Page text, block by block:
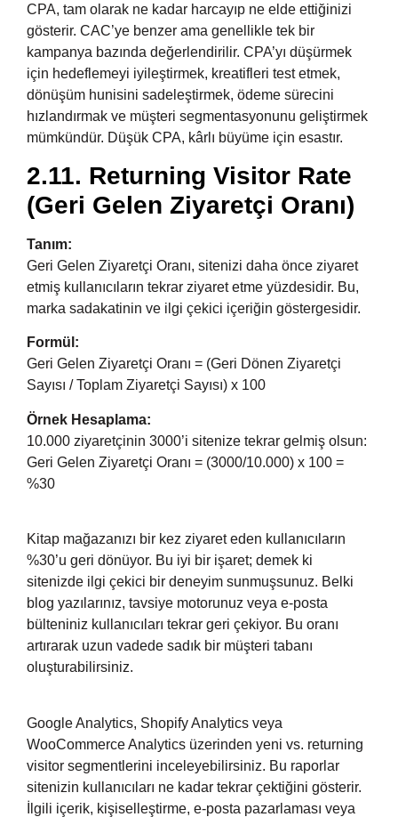
CPA, tam olarak ne kadar harcayıp ne elde ettiğinizi
gösterir. CAC’ye benzer ama genellikle tek bir
kampanya bazında değerlendirilir. CPA’yı düşürmek
için hedeflemeyi iyileştirmek, kreatifleri test etmek,
dönüşüm hunisini sadeleştirmek, ödeme sürecini
hızlandırmak ve müşteri segmentasyonunu geliştirmek
mümkündür. Düşük CPA, kârlı büyüme için esastır.
2.11. Returning Visitor Rate
(Geri Gelen Ziyaretçi Oranı)
Tanım:
Geri Gelen Ziyaretçi Oranı, sitenizi daha önce ziyaret
etmiş kullanıcıların tekrar ziyaret etme yüzdesidir. Bu,
marka sadakatinin ve ilgi çekici içeriğin göstergesidir.
Formül:
Geri Gelen Ziyaretçi Oranı = (Geri Dönen Ziyaretçi
Sayısı / Toplam Ziyaretçi Sayısı) x 100
Örnek Hesaplama:
10.000 ziyaretçinin 3000’i sitenize tekrar gelmiş olsun:
Geri Gelen Ziyaretçi Oranı = (3000/10.000) x 100 =
%30
Kitap mağazanızı bir kez ziyaret eden kullanıcıların
%30’u geri dönüyor. Bu iyi bir işaret; demek ki
sitenizde ilgi çekici bir deneyim sunmuşsunuz. Belki
blog yazılarınız, tavsiye motorunuz veya e-posta
bülteniniz kullanıcıları tekrar geri çekiyor. Bu oranı
artırarak uzun vadede sadık bir müşteri tabanı
oluşturabilirsiniz.
Google Analytics, Shopify Analytics veya
WooCommerce Analytics üzerinden yeni vs. returning
visitor segmentlerini inceleyebilirsiniz. Bu raporlar
sitenizin kullanıcıları ne kadar tekrar çektiğini gösterir.
İlgili içerik, kişiselleştirme, e-posta pazarlaması veya